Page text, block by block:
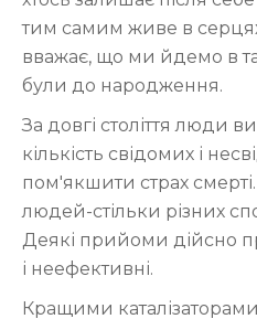
тим самим живе в
вважає, що ми йдемо в
були до народження.
За довгі століття люди
кількість свідомих і
пом'якшити страх
людей-стільки різних
Деякі прийоми дійсно
і неефективні.
Кращими